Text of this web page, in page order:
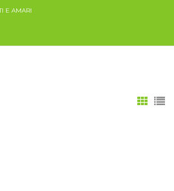
E AMARI